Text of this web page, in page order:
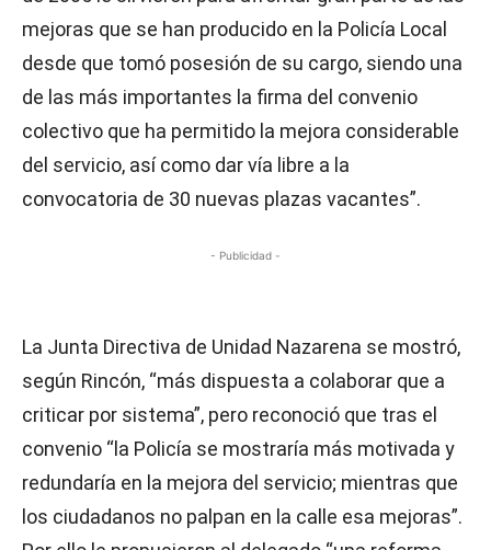
mejoras que se han producido en la Policía Local
desde que tomó posesión de su cargo, siendo una
de las más importantes la firma del convenio
colectivo que ha permitido la mejora considerable
del servicio, así como dar vía libre a la
convocatoria de 30 nuevas plazas vacantes”.
- Publicidad -
La Junta Directiva de Unidad Nazarena se mostró,
según Rincón, “más dispuesta a colaborar que a
criticar por sistema”, pero reconoció que tras el
convenio “la Policía se mostraría más motivada y
redundaría en la mejora del servicio; mientras que
los ciudadanos no palpan en la calle esa mejoras”.